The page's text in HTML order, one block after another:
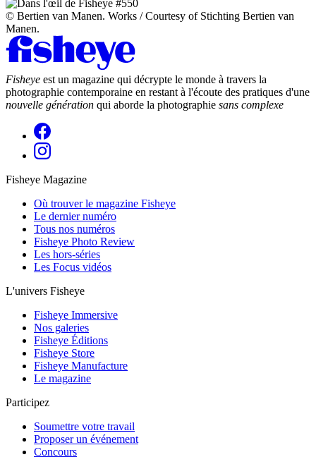
© Bertien van Manen. Works / Courtesy of Stichting Bertien van
Manen.
Fisheye est un magazine qui décrypte le monde à travers la
photographie contemporaine en restant à l'écoute des pratiques d'une
nouvelle génération qui aborde la photographie sans complexe
Fisheye Magazine
Où trouver le magazine Fisheye
Le dernier numéro
Tous nos numéros
Fisheye Photo Review
Les hors-séries
Les Focus vidéos
L'univers Fisheye
Fisheye Immersive
Nos galeries
Fisheye Éditions
Fisheye Store
Fisheye Manufacture
Le magazine
Participez
Soumettre votre travail
Proposer un événement
Concours